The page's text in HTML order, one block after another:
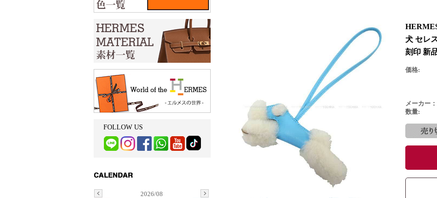
犬 セレ
刻印 新
価格:
メーカー：
数量:
FOLLOW US
2026/08